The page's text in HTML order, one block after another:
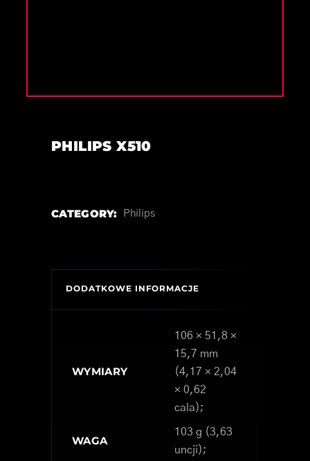
PHILIPS X510
CATEGORY: Philips
DODATKOWE INFORMACJE
WYMIARY
106 × 51,8 ×
15,7 mm
(4,17 × 2,04
× 0,62
cala);
WAGA
103 g (3,63
uncji);